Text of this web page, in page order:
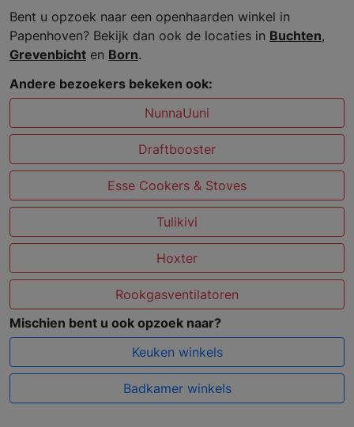
Bent u opzoek naar een openhaarden winkel in
Papenhoven? Bekijk dan ook de locaties in Buchten,
Grevenbicht en Born.
Andere bezoekers bekeken ook:
NunnaUuni
Draftbooster
Esse Cookers & Stoves
Tulikivi
Hoxter
Rookgasventilatoren
Mischien bent u ook opzoek naar?
Keuken winkels
Badkamer winkels